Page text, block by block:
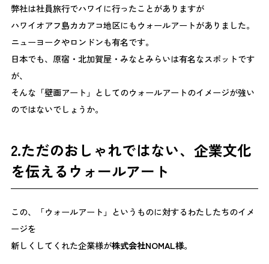
弊社は社員旅行でハワイに行ったことがありますが
ハワイオアフ島カカアコ地区にもウォールアートがありました。
ニューヨークやロンドンも有名です。
日本でも、原宿・北加賀屋・みなとみらいは有名なスポットです
が、
そんな「壁画アート」としてのウォールアートのイメージが強い
のではないでしょうか。
2.ただのおしゃれではない、企業文化
を伝えるウォールアート
この、「ウォールアート」というものに対するわたしたちのイメ
ージを
新しくしてくれた企業様が株式会社NOMAL様。